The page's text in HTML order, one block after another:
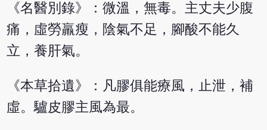
《名醫別錄》：微溫，無毒。主丈夫少腹
痛，虛勞羸瘦，陰氣不足，腳酸不能久
立，養肝氣。
《本草拾遺》：凡膠俱能療風，止泄，補
虛。驢皮膠主風為最。